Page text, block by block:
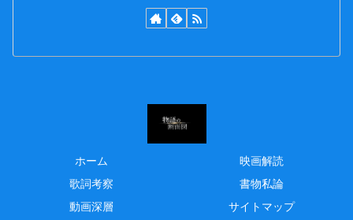
ホーム
映画解読
歌詞考察
書物私論
動画深層
サイトマップ